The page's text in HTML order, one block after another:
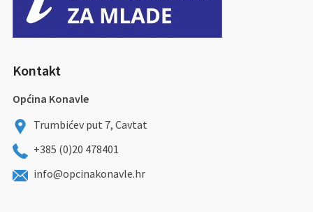
Kontakt
Općina Konavle
Trumbićev put 7, Cavtat
+385 (0)20 478401
info@opcinakonavle.hr